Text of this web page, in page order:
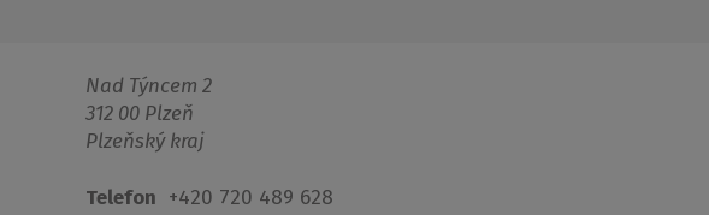
Nad Týncem 2
312 00 Plzeň
Plzeňský kraj
Telefon +420 720 489 628